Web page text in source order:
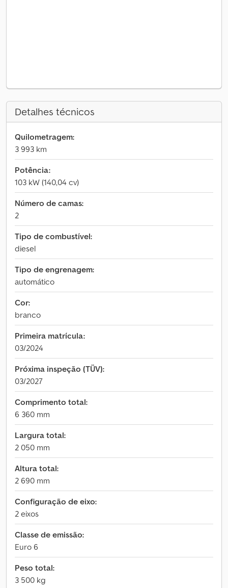
Detalhes técnicos
Quilometragem:
3 993 km
Potência:
103 kW (140,04 cv)
Número de camas:
2
Tipo de combustível:
diesel
Tipo de engrenagem:
automático
Cor:
branco
Primeira matrícula:
03/2024
Próxima inspeção (TÜV):
03/2027
Comprimento total:
6 360 mm
Largura total:
2 050 mm
Altura total:
2 690 mm
Configuração de eixo:
2 eixos
Classe de emissão:
Euro 6
Peso total:
3 500 kg